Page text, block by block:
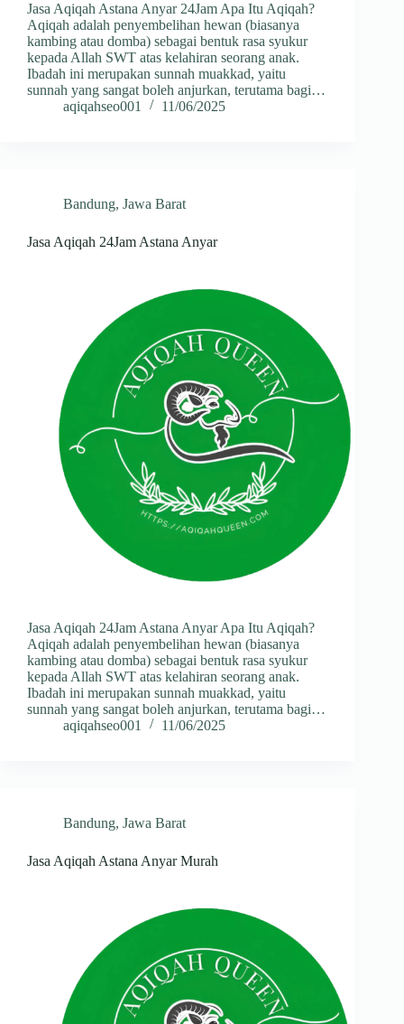
Jasa Aqiqah Astana Anyar 24Jam Apa Itu Aqiqah?
Aqiqah adalah penyembelihan hewan (biasanya
kambing atau domba) sebagai bentuk rasa syukur
kepada Allah SWT atas kelahiran seorang anak.
Ibadah ini merupakan sunnah muakkad, yaitu
sunnah yang sangat boleh anjurkan, terutama bagi…
aqiqahseo001
11/06/2025
Bandung, Jawa Barat
Jasa Aqiqah 24Jam Astana Anyar
Jasa Aqiqah 24Jam Astana Anyar Apa Itu Aqiqah?
Aqiqah adalah penyembelihan hewan (biasanya
kambing atau domba) sebagai bentuk rasa syukur
kepada Allah SWT atas kelahiran seorang anak.
Ibadah ini merupakan sunnah muakkad, yaitu
sunnah yang sangat boleh anjurkan, terutama bagi…
aqiqahseo001
11/06/2025
Bandung, Jawa Barat
Jasa Aqiqah Astana Anyar Murah